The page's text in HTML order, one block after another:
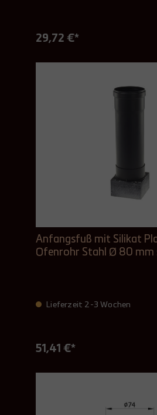
29,72 €*
Anfangsfuß mit Silikat
Ofenrohr Stahl Ø 80 mm
Lieferzeit 2-3 Wochen
51,41 €*